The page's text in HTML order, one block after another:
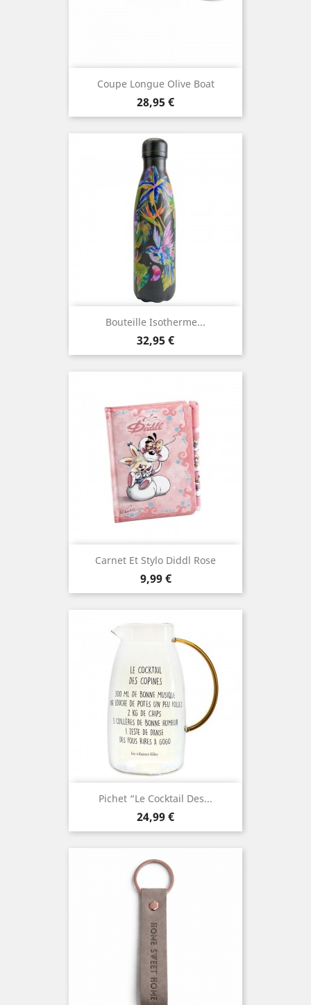
Coupe Longue Olive Boat
Prix
28,95 €
Bouteille Isotherme...
Prix
32,95 €
Carnet Et Stylo Diddl Rose
Prix
9,99 €
Pichet “Le Cocktail Des...
Prix
24,99 €